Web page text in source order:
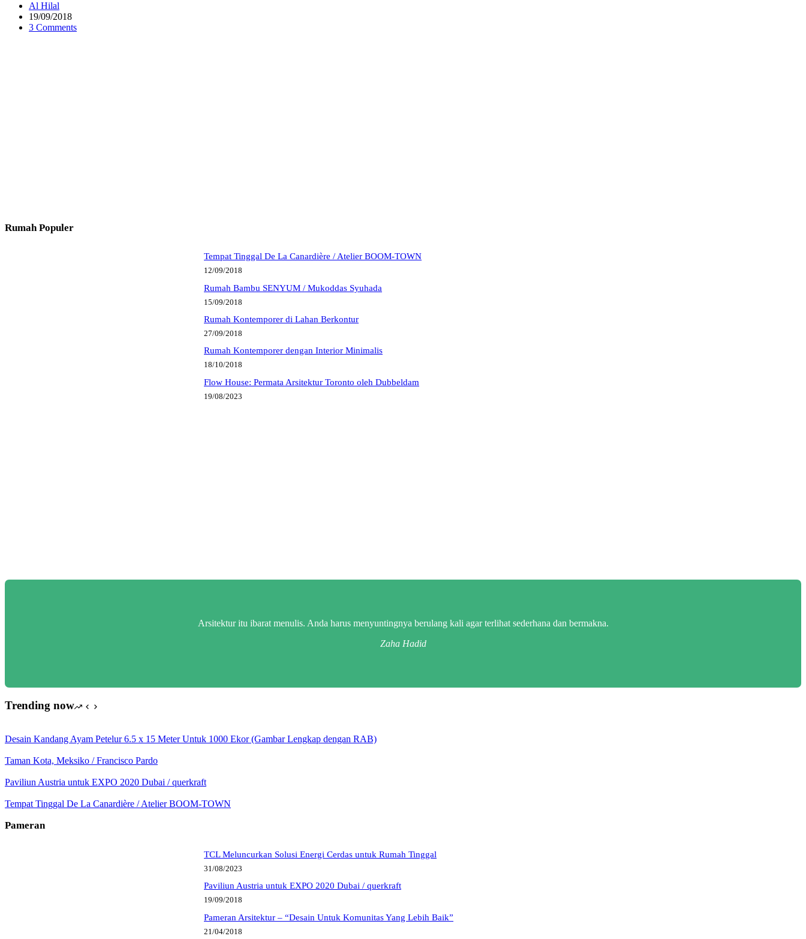
Al Hilal
19/09/2018
3 Comments
Rumah Populer
Tempat Tinggal De La Canardière / Atelier BOOM-TOWN
12/09/2018
Rumah Bambu SENYUM / Mukoddas Syuhada
15/09/2018
Rumah Kontemporer di Lahan Berkontur
27/09/2018
Rumah Kontemporer dengan Interior Minimalis
18/10/2018
Flow House: Permata Arsitektur Toronto oleh Dubbeldam
19/08/2023
Arsitektur itu ibarat menulis. Anda harus menyuntingnya berulang kali agar terlihat sederhana dan bermakna.
Zaha Hadid
Trending now
Desain Kandang Ayam Petelur 6.5 x 15 Meter Untuk 1000 Ekor (Gambar Lengkap dengan RAB)
Taman Kota, Meksiko / Francisco Pardo
Paviliun Austria untuk EXPO 2020 Dubai / querkraft
Tempat Tinggal De La Canardière / Atelier BOOM-TOWN
Pameran
TCL Meluncurkan Solusi Energi Cerdas untuk Rumah Tinggal
31/08/2023
Paviliun Austria untuk EXPO 2020 Dubai / querkraft
19/09/2018
Pameran Arsitektur – “Desain Untuk Komunitas Yang Lebih Baik”
21/04/2018